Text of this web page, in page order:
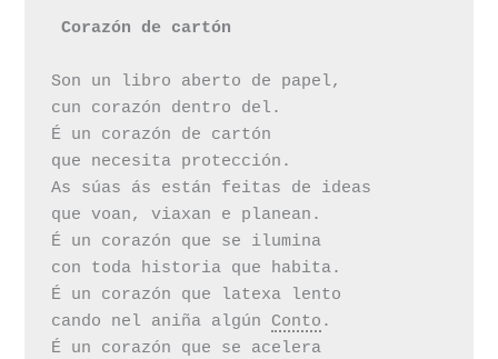
Corazón de cartón
Son un libro aberto de papel,
cun corazón dentro del.
É un corazón de cartón
que necesita protección.
As súas ás están feitas de ideas
que voan, viaxan e planean.
É un corazón que se ilumina
con toda historia que habita.
É un corazón que latexa lento
cando nel aniña algún Conto .
É un corazón que se acelera